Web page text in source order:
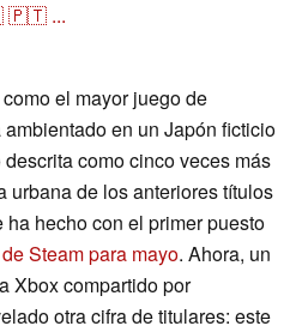
🇵🇹 ...
el mayor juego de
en un Japón ficticio
como cinco veces más
urbana de los anteriores títulos
hecho con el primer puesto
Steam para mayo. Ahora, un
Xbox compartido por
otra cifra de titulares: este